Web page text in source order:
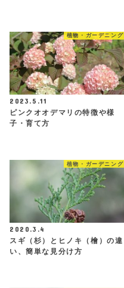
植物・ガーデニング
2023.5.11
ピンクオオデマリの特徴や様
子・育て方
植物・ガーデニング
2020.3.4
スギ（杉）とヒノキ（檜）の違
い、簡単な見分け方